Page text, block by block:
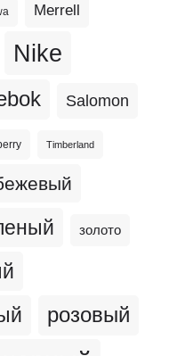
Merrell
Nike
Salomon
Timberland
золото
розовый